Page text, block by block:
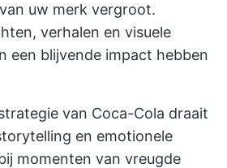
uw merk vergroot.
verhalen en visuele
een blijvende impact hebben
van Coca-Cola draait
en emotionele
momenten van vreugde